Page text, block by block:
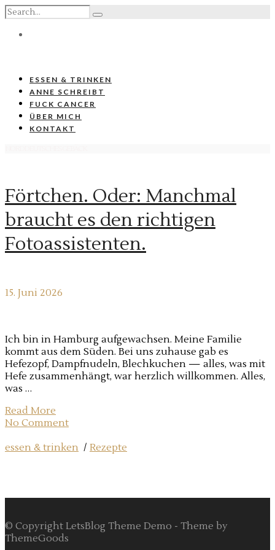
ESSEN & TRINKEN
ANNE SCHREIBT
FUCK CANCER
ÜBER MICH
KONTAKT
Förtchen. Oder: Manchmal
braucht es den richtigen
Fotoassistenten.
15. Juni 2026
Ich bin in Hamburg aufgewachsen. Meine Familie
kommt aus dem Süden. Bei uns zuhause gab es
Hefezopf, Dampfnudeln, Blechkuchen — alles, was mit
Hefe zusammenhängt, war herzlich willkommen. Alles,
was …
Read More
No Comment
essen & trinken / Rezepte
© Copyright LetsBlog Theme Demo - Theme by
ThemeGoods